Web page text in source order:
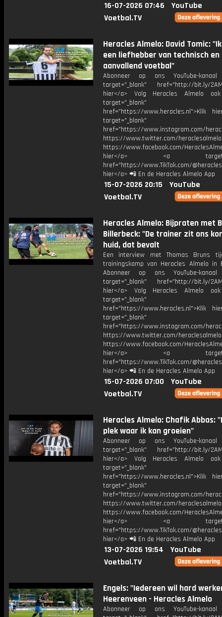
16-07-2026 07:46
YouTube
Voetbal.TV
Heracles Almelo: David Tomic:
een liefhebber van technisch en
aanvallend voetbal"
Abonneer op ons YouTube-
target="_blank" href="http://bit.ly/
hier</a> Volg Heracles Almelo
target="_blank"
href="https://www.heracles.nl">Klik
target="_blank"
href="https://www.instagram.com/
https://www.twitter.com/heraclesalmelo
https://www.facebook.com/
hier</a> <a
href="https://www.TikTok.com/
hier</a> 📲 En de Heracles Almelo App
15-07-2026 20:15
YouTube
Voetbal.TV
Heracles Almelo: Bijpraten met
Billerbeck: "De trainer zit ons
huid, dat bevalt
Een interview met Thomas Bruns
trainingskamp van Heracles Almelo in
Abonneer op ons YouTube-
target="_blank" href="http://bit.ly/
hier</a> Volg Heracles Almelo
target="_blank"
href="https://www.heracles.nl">Klik
target="_blank"
href="https://www.instagram.com/
https://www.twitter.com/heraclesalmelo
https://www.facebook.com/
hier</a> <a
href="https://www.TikTok.com/
hier</a> 📲 En de Heracles Almelo App
15-07-2026 07:00
YouTube
Voetbal.TV
Heracles Almelo: Chafik Abbas:
plek waar ik kan groeien"
Abonneer op ons YouTube-
target="_blank" href="http://bit.ly/
hier</a> Volg Heracles Almelo
target="_blank"
href="https://www.heracles.nl">Klik
target="_blank"
href="https://www.instagram.com/
https://www.twitter.com/heraclesalmelo
https://www.facebook.com/
hier</a> <a
href="https://www.TikTok.com/
hier</a> 📲 En de Heracles Almelo App
13-07-2026 19:54
YouTube
Voetbal.TV
Engels: "Iedereen wil hard
Heerenveen - Heracles Almelo
Abonneer op ons YouTube-